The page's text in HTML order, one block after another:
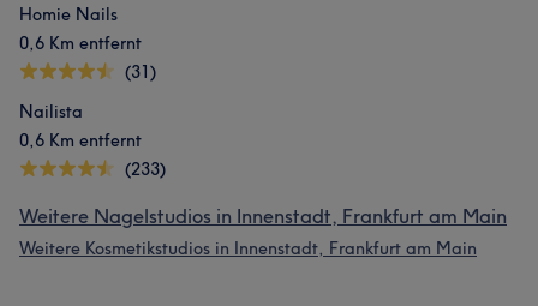
Homie Nails
0,6 Km entfernt
(31)
Nailista
0,6 Km entfernt
(233)
Weitere Nagelstudios in Innenstadt, Frankfurt am Main
Weitere Kosmetikstudios in Innenstadt, Frankfurt am Main